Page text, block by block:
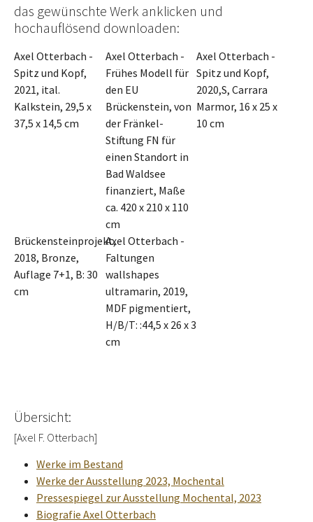
das gewünschte Werk anklicken und
hochauflösend downloaden:
Axel Otterbach -
Spitz und Kopf,
2021, ital.
Kalkstein, 29,5 x
37,5 x 14,5 cm
Axel Otterbach -
Frühes Modell für
den EU
Brückenstein, von
der Fränkel-
Stiftung FN für
einen Standort in
Bad Waldsee
finanziert, Maße
ca. 420 x 210 x 110
cm
Axel Otterbach -
Spitz und Kopf,
2020,S, Carrara
Marmor, 16 x 25 x
10 cm
Brückensteinprojekt,
2018, Bronze,
Auflage 7+1, B: 30
cm
Axel Otterbach -
Faltungen
wallshapes
ultramarin, 2019,
MDF pigmentiert,
H/B/T: :44,5 x 26 x 3
cm
Übersicht:
[Axel F. Otterbach]
Werke im Bestand
Werke der Ausstellung 2023, Mochental
Pressespiegel zur Ausstellung Mochental, 2023
Biografie Axel Otterbach